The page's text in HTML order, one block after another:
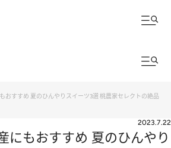
おすすめ 夏のひんやりスイーツ3選 桃農家セレクトの絶品
2023.7.22
にもおすすめ 夏のひんやり